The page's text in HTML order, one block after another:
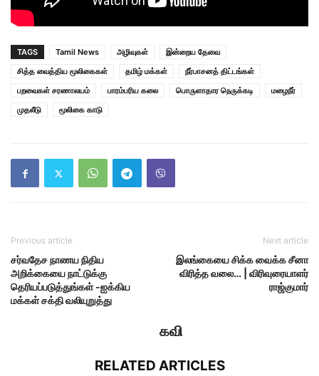
TAGS Tamil News அழிவுகள்
இன்றைய தேவை
சித்த வைத்திய மூலிகைகள்
தமிழ் மக்கள்
நீர்பாசனத் திட்டங்கள்
பறவைகள் சரணாலயம்
பாரம்பரிய கலை பொருளாதார நெருக்கடி
மழைநீர்
முதலீடு
மூலிகை காடு
Previous article
சர்வதேச நாணய நிதிய
அறிக்கையை நாட்டுக்கு
தெரியப்படுத்துங்கள் -ஐக்கிய
மக்கள் சக்தி வலியுறுத்து
Next article
இலங்கையை சிக்க வைக்க சீனா
விரித்த வலை… | விரிவுரையாளர்
ராஜ்குமார்
கவி
RELATED ARTICLES